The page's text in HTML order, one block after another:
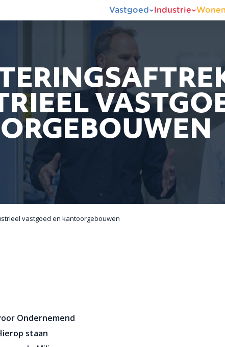
Vastgoed Industrie Wonen
vastgoed en kantoorgebouwen
Ondernemend
staan